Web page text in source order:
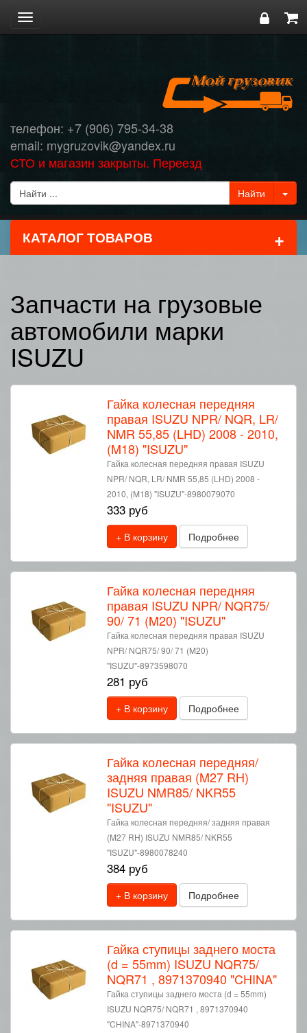
Toggle
navigation
телефон: +7 (906) 795-34-38
email: mygruzovik@yandex.ru
СТО и магазин закрыты. Переезд
КАТАЛОГ ТОВАРОВ +
Запчасти на грузовые
автомобили марки
ISUZU
Гайка колесная передняя
правая ISUZU NPR/ NQR, LR/
NMR 55,85 (LHD) 2008 - 2010,
(M18) "ISUZU"
Гайка колесная передняя правая ISUZU
NPR/ NQR, LR/ NMR 55,85 (LHD) 2008 -
2010, (M18) "ISUZU"-8980079070
333 руб
+ В корзину Подробнее
Гайка колесная передняя
правая ISUZU NPR/ NQR75/
90/ 71 (M20) "ISUZU"
Гайка колесная передняя правая ISUZU
NPR/ NQR75/ 90/ 71 (M20)
"ISUZU"-8973598070
281 руб
+ В корзину Подробнее
Гайка колесная передняя/
задняя правая (M27 RH)
ISUZU NMR85/ NKR55
"ISUZU"
Гайка колесная передняя/ задняя правая
(M27 RH) ISUZU NMR85/ NKR55
"ISUZU"-8980078240
384 руб
+ В корзину Подробнее
Гайка ступицы заднего моста
(d = 55mm) ISUZU NQR75/
NQR71 , 8971370940 "CHINA"
Гайка ступицы заднего моста (d = 55mm)
ISUZU NQR75/ NQR71 , 8971370940
"CHINA"-8971370940